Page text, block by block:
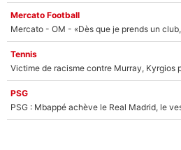
Mercato Football
Tennis
PSG
PSG : Mbappé achève le Real Madrid, le